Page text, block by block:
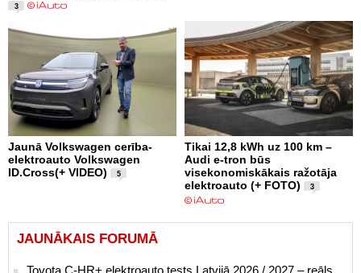
3
Jaunā Volkswagen cerība-
elektroauto Volkswagen
ID.Cross(+ VIDEO)
5
Tikai 12,8 kWh uz 100 km –
Audi e-tron būs
visekonomiskākais ražotāja
elektroauto (+ FOTO)
3
JAUNĀKAIS FORUMĀ
Toyota C-HR+ elektroauto tests Latvijā 2026 / 2027 – reāls